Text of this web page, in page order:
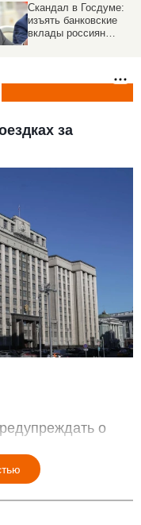
Скандал в Госдуме:
изъять банковские
вклады россиян
за
о